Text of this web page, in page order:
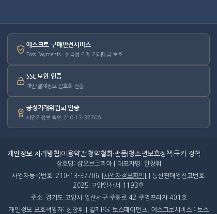
에스크로 구매안전서비스
Toss Payments · 현금성 결제 거래대금 보호
SSL 보안 인증
개인·결제정보 암호화 전송
공정거래위원회 인증
사업자정보 확인 210-13-37706
개인정보 처리방침 이용약관 청약철회·반품 청소년보호정책 쿠키 정책
상호명: 샵오브코리아 | 대표자명: 한창휘
사업자등록번호: 210-13-37706
[사업자정보확인]
| 통신판매업신고번호:
2025-고양일산서-1193호
주소: 경기도 고양시 일산서구 주화로 42 주엽프라자 401호
개인정보 보호책임자: 한창휘 | 결제PG: 토스페이먼츠, 에스크로서비스 : 토스